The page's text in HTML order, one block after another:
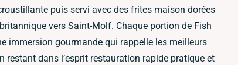
puis servi avec des frites maison dorées
vers Saint-Molf. Chaque portion de Fish
immersion gourmande qui rappelle les meilleurs
restant dans l’esprit restauration rapide pratique et